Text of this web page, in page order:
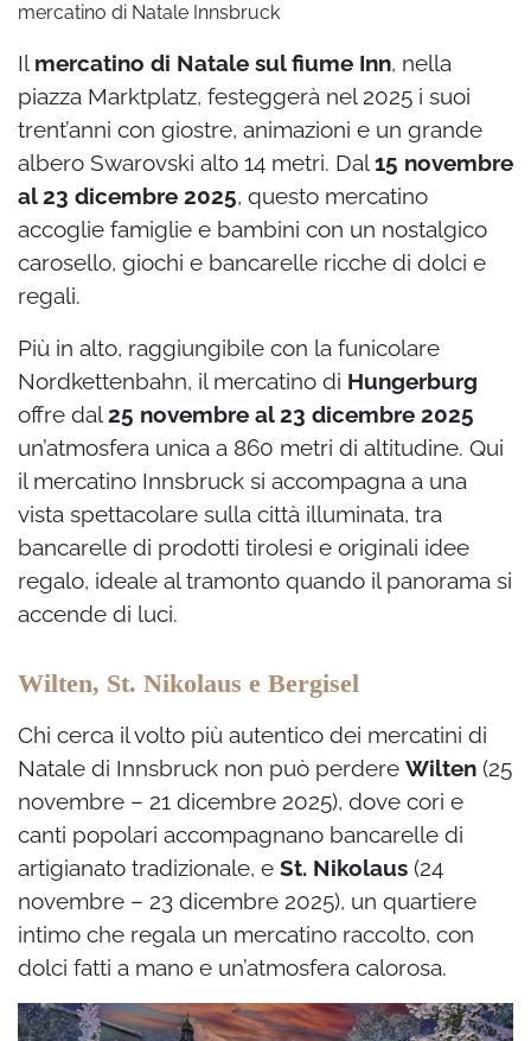
mercatino di Natale Innsbruck
Il mercatino di Natale sul fiume Inn, nella
piazza Marktplatz, festeggerà nel 2025 i suoi
trent’anni con giostre, animazioni e un grande
albero Swarovski alto 14 metri. Dal15 novembre
al 23 dicembre 2025, questo mercatino
accoglie famiglie e bambini con un nostalgico
carosello, giochi e bancarelle ricche di dolci e
regali.
Più in alto, raggiungibile con la funicolare
Nordkettenbahn, il mercatino di Hungerburg
offre dal25 novembre al 23 dicembre 2025
un’atmosfera unica a 860 metri di altitudine. Qui
il mercatino Innsbruck si accompagna a una
vista spettacolare sulla città illuminata, tra
bancarelle di prodotti tirolesi e originali idee
regalo, ideale al tramonto quando il panorama si
accende di luci.
Wilten, St. Nikolaus e Bergisel
Chi cerca il volto più autentico dei mercatini di
Natale di Innsbruck non può perdere Wilten (25
novembre – 21 dicembre 2025), dove cori e
canti popolari accompagnano bancarelle di
artigianato tradizionale, e St. Nikolaus (24
novembre – 23 dicembre 2025), un quartiere
intimo che regala un mercatino raccolto, con
dolci fatti a mano e un’atmosfera calorosa.